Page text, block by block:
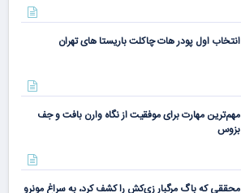
انتخاب اول پودر هات چاکلت باریستا های تهران
مهم‌ترین مهارت برای موفقیت از نگاه وارن بافت و جف
بزوس
محققی که باگ مرگبار زی‌کش را کشف کرد، به سراغ مونرو